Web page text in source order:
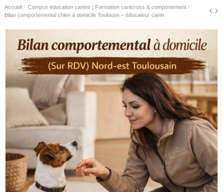
Accueil
Campus éducation canine | Formation canicross & comportement
Bilan comportemental chien à domicile Toulouse – éducateur canin